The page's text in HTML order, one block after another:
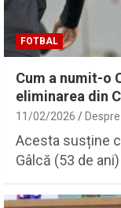
FOTBAL
Cum a numit-o
eliminarea din
11/02/2026
Acesta susține
Gâlcă (53 de